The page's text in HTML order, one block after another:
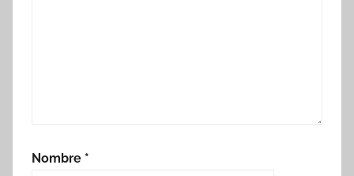
Nombre *